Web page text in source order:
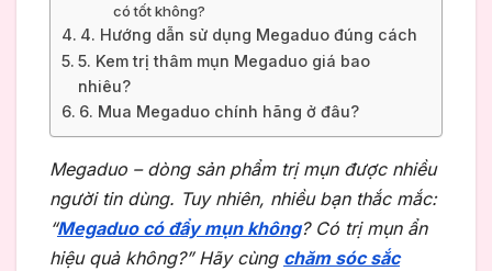
có tốt không?
4. Hướng dẫn sử dụng Megaduo đúng cách
5. Kem trị thâm mụn Megaduo giá bao
nhiêu?
6. Mua Megaduo chính hãng ở đâu?
Megaduo – dòng sản phẩm trị mụn được nhiều
người tin dùng. Tuy nhiên, nhiều bạn thắc mắc:
“Megaduo có đẩy mụn không? Có trị mụn ẩn
hiệu quả không?” Hãy cùng chăm sóc sắc